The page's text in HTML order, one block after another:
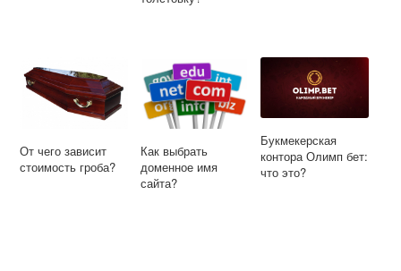
От чего зависит
стоимость гроба?
Как выбрать
доменное имя
сайта?
Букмекерская
контора Олимп бет:
что это?